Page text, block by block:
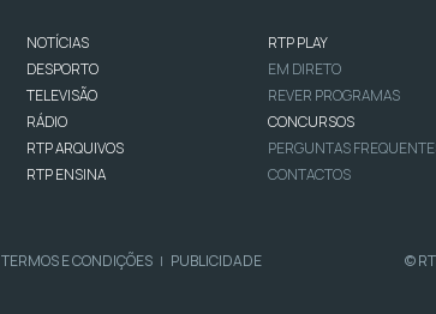
NOTÍCIAS
DESPORTO
TELEVISÃO
RÁDIO
RTP ARQUIVOS
RTP ENSINA
RTP PLAY
EM DIRETO
REVER PROGRAMAS
CONCURSOS
PERGUNTAS
CONTACTOS
TERMOS E CONDIÇÕES | PUBLICIDADE ©